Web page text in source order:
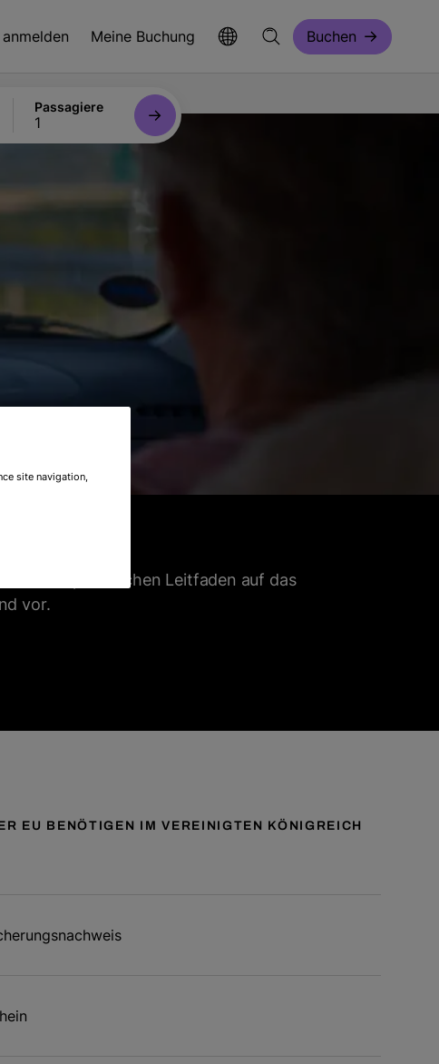
Meine Buchung Buchen
Passagiere
1
unserem praktischen Leitfaden auf das
vor.
EU BENÖTIGEN IM VEREINIGTEN KÖNIGREICH
site navigation,